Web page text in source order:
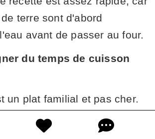
terre sont d'abord
avant de passer au four.
du temps de cuisson
un plat familial et pas cher.
pour agrémenter vos